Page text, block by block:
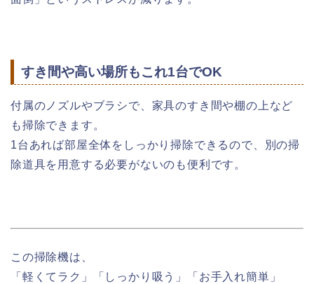
すき間や高い場所もこれ1台でOK
付属のノズルやブラシで、家具のすき間や棚の上など
も掃除できます。
1台あれば部屋全体をしっかり掃除できるので、別の掃
除道具を用意する必要がないのも便利です。
この掃除機は、
「軽くてラク」「しっかり吸う」「お手入れ簡単」